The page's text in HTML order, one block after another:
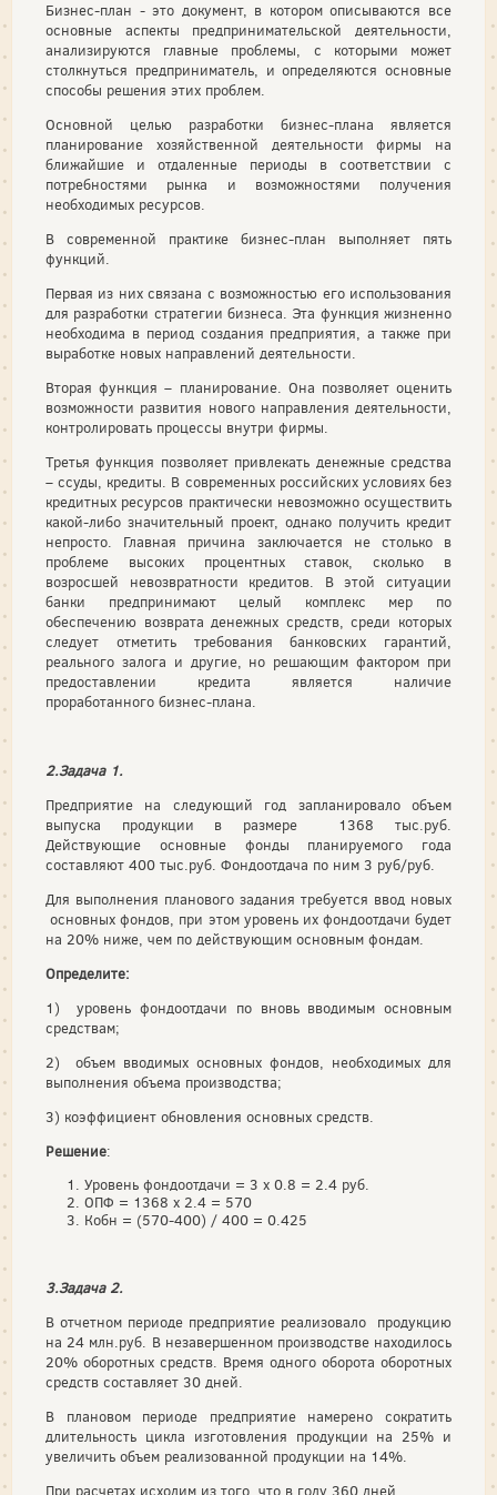
Бизнес-план - это документ, в котором описываются все
основные аспекты предпринимательской деятельности,
анализируются главные проблемы, с которыми может
столкнуться предприниматель, и определяются основные
способы решения этих проблем.
Основной целью разработки бизнес-плана является
планирование хозяйственной деятельности фирмы на
ближайшие и отдаленные периоды в соответствии с
потребностями рынка и возможностями получения
необходимых ресурсов.
В современной практике бизнес-план выполняет пять
функций.
Первая из них связана с возможностью его использования
для разработки стратегии бизнеса. Эта функция жизненно
необходима в период создания предприятия, а также при
выработке новых направлений деятельности.
Вторая функция – планирование. Она позволяет оценить
возможности развития нового направления деятельности,
контролировать процессы внутри фирмы.
Третья функция позволяет привлекать денежные средства
– ссуды, кредиты. В современных российских условиях без
кредитных ресурсов практически невозможно осуществить
какой-либо значительный проект, однако получить кредит
непросто. Главная причина заключается не столько в
проблеме высоких процентных ставок, сколько в
возросшей невозвратности кредитов. В этой ситуации
банки предпринимают целый комплекс мер по
обеспечению возврата денежных средств, среди которых
следует отметить требования банковских гарантий,
реального залога и другие, но решающим фактором при
предоставлении кредита является наличие
проработанного бизнес-плана.
2.Задача 1.
Предприятие на следующий год запланировало объем
выпуска продукции в размере 1368 тыс.руб.
Действующие основные фонды планируемого года
составляют 400 тыс.руб. Фондоотдача по ним 3 руб/руб.
Для выполнения планового задания требуется ввод новых
основных фондов, при этом уровень их фондоотдачи будет
на 20% ниже, чем по действующим основным фондам.
Определите:
1) уровень фондоотдачи по вновь вводимым основным
средствам;
2) объем вводимых основных фондов, необходимых для
выполнения объема производства;
3) коэффициент обновления основных средств.
Решение:
Уровень фондоотдачи = 3 х 0.8 = 2.4 руб.
ОПФ = 1368 х 2.4 = 570
Кобн = (570-400) / 400 = 0.425
3.Задача 2.
В отчетном периоде предприятие реализовало продукцию
на 24 млн.руб. В незавершенном производстве находилось
20% оборотных средств. Время одного оборота оборотных
средств составляет 30 дней.
В плановом периоде предприятие намерено сократить
длительность цикла изготовления продукции на 25% и
увеличить объем реализованной продукции на 14%.
При расчетах исходим из того, что в году 360 дней.